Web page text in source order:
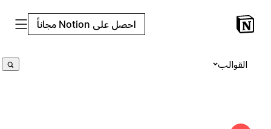
احصل على Notion مجاناً
القوالب